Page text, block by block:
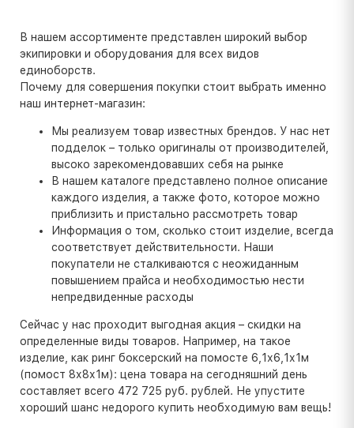
В нашем ассортименте представлен широкий выбор
экипировки и оборудования для всех видов
единоборств.
Почему для совершения покупки стоит выбрать именно
наш интернет-магазин:
Мы реализуем товар известных брендов. У нас нет
подделок – только оригиналы от производителей,
высоко зарекомендовавших себя на рынке
В нашем каталоге представлено полное описание
каждого изделия, а также фото, которое можно
приблизить и пристально рассмотреть товар
Информация о том, сколько стоит изделие, всегда
соответствует действительности. Наши
покупатели не сталкиваются с неожиданным
повышением прайса и необходимостью нести
непредвиденные расходы
Сейчас у нас проходит выгодная акция – скидки на
определенные виды товаров. Например, на такое
изделие, как ринг боксерский на помосте 6,1х6,1х1м
(помост 8х8х1м): цена товара на сегодняшний день
составляет всего 472 725 руб. рублей. Не упустите
хороший шанс недорого купить необходимую вам вещь!